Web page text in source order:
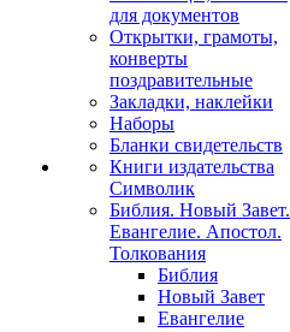
для документов
Открытки, грамоты,
конверты
поздравительные
Закладки, наклейки
Наборы
Бланки свидетельств
Книги издательства
Символик
Библия. Новый Завет.
Евангелие. Апостол.
Толкования
Библия
Новый Завет
Евангелие